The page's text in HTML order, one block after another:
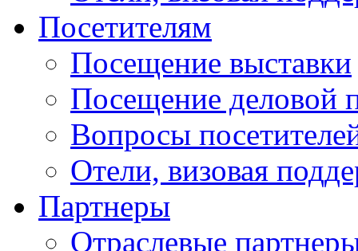
Посетителям
Посещение выставки
Посещение деловой
Вопросы
Отели, визовая
Партнеры
Отраслевые